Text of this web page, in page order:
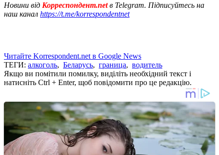
Новини від Корреспондент.netв Telegram. Підписуйтесь на
наш канал https://t.me/korrespondentnet
Читайте Korrespondent.net в Google News
ТЕГИ: алкоголь, Беларусь, граница, водитель
Якщо ви помітили помилку, виділіть необхідний текст і
натисніть Ctrl + Enter, щоб повідомити про це редакцію.